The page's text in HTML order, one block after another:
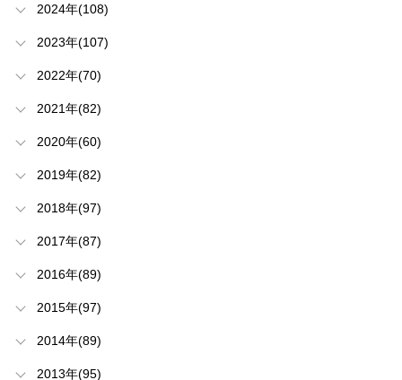
2024年(108)
2023年(107)
2022年(70)
2021年(82)
2020年(60)
2019年(82)
2018年(97)
2017年(87)
2016年(89)
2015年(97)
2014年(89)
2013年(95)